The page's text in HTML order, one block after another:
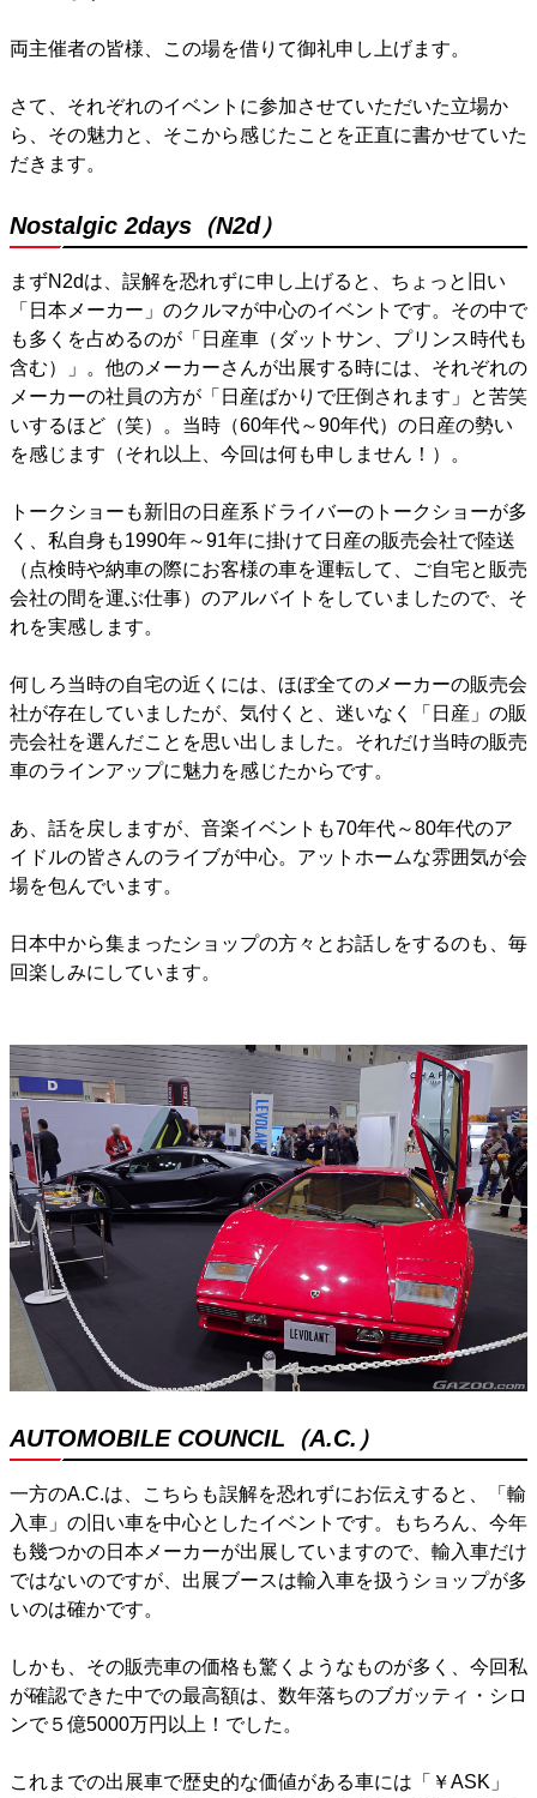
両主催者の皆様、この場を借りて御礼申し上げます。
さて、それぞれのイベントに参加させていただいた立場か
ら、その魅力と、そこから感じたことを正直に書かせていた
だきます。
Nostalgic 2days（N2d）
まずN2dは、誤解を恐れずに申し上げると、ちょっと旧い
「日本メーカー」のクルマが中心のイベントです。その中で
も多くを占めるのが「日産車（ダットサン、プリンス時代も
含む）」。他のメーカーさんが出展する時には、それぞれの
メーカーの社員の方が「日産ばかりで圧倒されます」と苦笑
いするほど（笑）。当時（60年代～90年代）の日産の勢い
を感じます（それ以上、今回は何も申しません！）。
トークショーも新旧の日産系ドライバーのトークショーが多
く、私自身も1990年～91年に掛けて日産の販売会社で陸送
（点検時や納車の際にお客様の車を運転して、ご自宅と販売
会社の間を運ぶ仕事）のアルバイトをしていましたので、そ
れを実感します。
何しろ当時の自宅の近くには、ほぼ全てのメーカーの販売会
社が存在していましたが、気付くと、迷いなく「日産」の販
売会社を選んだことを思い出しました。それだけ当時の販売
車のラインアップに魅力を感じたからです。
あ、話を戻しますが、音楽イベントも70年代～80年代のア
イドルの皆さんのライブが中心。アットホームな雰囲気が会
場を包んでいます。
日本中から集まったショップの方々とお話しをするのも、毎
回楽しみにしています。
AUTOMOBILE COUNCIL（A.C.）
一方のA.C.は、こちらも誤解を恐れずにお伝えすると、「輸
入車」の旧い車を中心としたイベントです。もちろん、今年
も幾つかの日本メーカーが出展していますので、輸入車だけ
ではないのですが、出展ブースは輸入車を扱うショップが多
いのは確かです。
しかも、その販売車の価格も驚くようなものが多く、今回私
が確認できた中での最高額は、数年落ちのブガッティ・シロ
ンで５億5000万円以上！でした。
これまでの出展車で歴史的な価値がある車には「￥ASK」